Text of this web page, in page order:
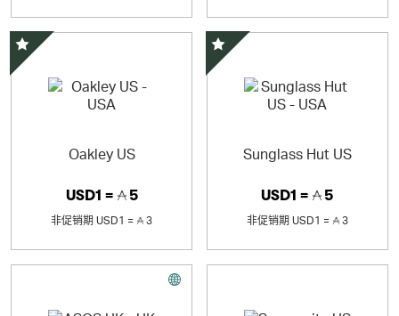
Oakley US
USD1 = 5
非促销期 USD1 = 3
精选优惠
Sunglass Hut US
USD1 = 5
非促销期 USD1 = 3
精选优惠